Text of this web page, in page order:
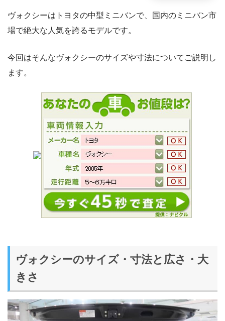
ヴォクシーはトヨタの中型ミニバンで、国内のミニバン市
場で絶大な人気を誇るモデルです。
今回はそんなヴォクシーのサイズや寸法についてご説明し
ます。
ヴォクシーのサイズ・寸法と広さ・大
きさ